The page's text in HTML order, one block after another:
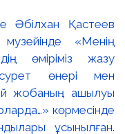
Әбілхан Қастеев
«Менің
өміріміз жазу
өнері мен
жобаның ашылуы
көрмесінде
ұсынылған.